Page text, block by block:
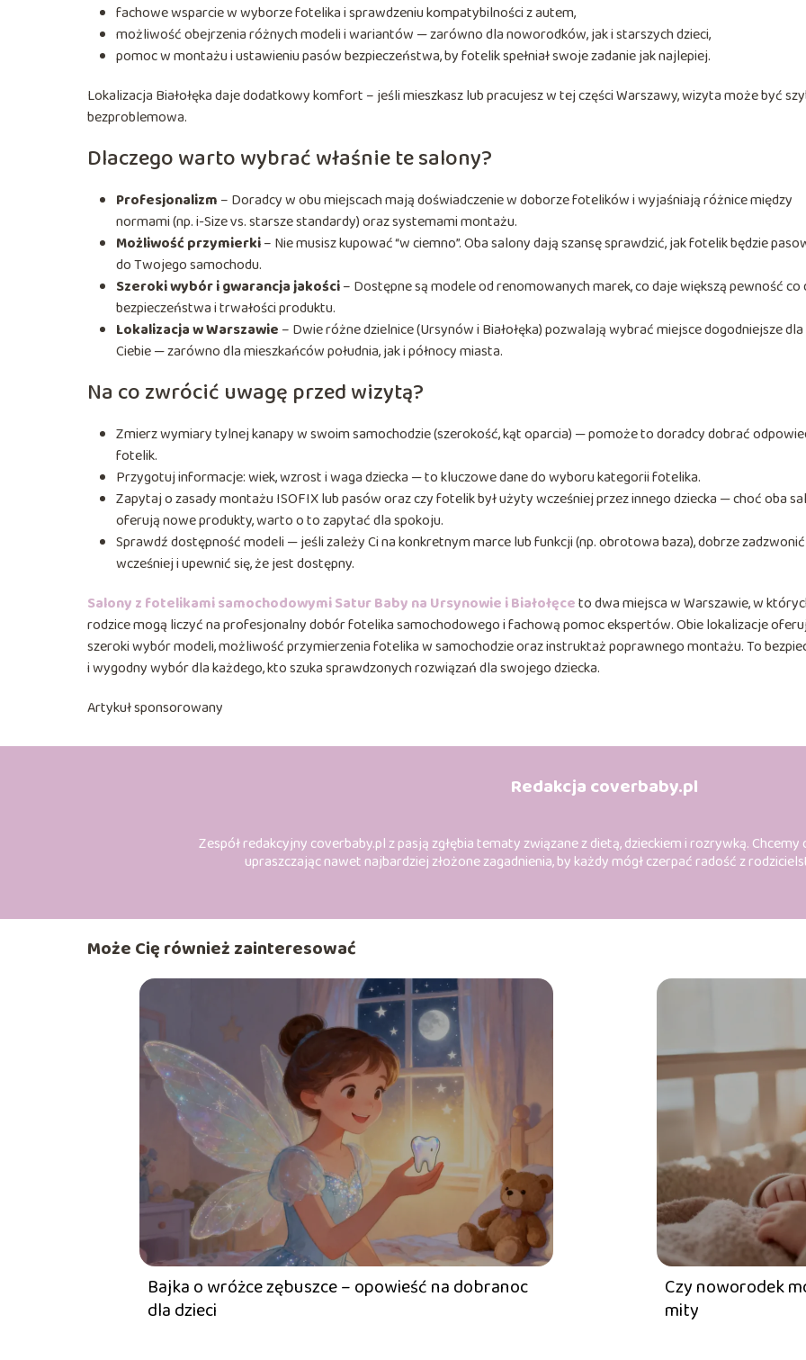
fachowe wsparcie w wyborze fotelika i sprawdzeniu kompatybilności z autem,
możliwość obejrzenia różnych modeli i wariantów — zarówno dla noworodków, jak i starszych dzieci,
pomoc w montażu i ustawieniu pasów bezpieczeństwa, by fotelik spełniał swoje zadanie jak najlepiej.
Lokalizacja Białołęka daje dodatkowy komfort – jeśli mieszkasz lub pracujesz w tej części Warszawy, wizyta może być
bezproblemowa.
Dlaczego warto wybrać właśnie te salony?
Profesjonalizm – Doradcy w obu miejscach mają doświadczenie w doborze fotelików i wyjaśniają różnice między
normami (np. i-Size vs. starsze standardy) oraz systemami montażu.
Możliwość przymierki– Nie musisz kupować “w ciemno”. Oba salony dają szansę sprawdzić, jak fotelik będzie
do Twojego samochodu.
Szeroki wybór i gwarancja jakości– Dostępne są modele od renomowanych marek, co daje większą pewność co
bezpieczeństwa i trwałości produktu.
Lokalizacja w Warszawie – Dwie różne dzielnice (Ursynów i Białołęka) pozwalają wybrać miejsce dogodniejsze dla
Ciebie — zarówno dla mieszkańców południa, jak i północy miasta.
Na co zwrócić uwagę przed wizytą?
Zmierz wymiary tylnej kanapy w swoim samochodzie (szerokość, kąt oparcia) — pomoże to doradcy dobrać
fotelik.
Przygotuj informacje: wiek, wzrost i waga dziecka — to kluczowe dane do wyboru kategorii fotelika.
Zapytaj o zasady montażu ISOFIX lub pasów oraz czy fotelik był użyty wcześniej przez innego dziecka — choć oba
oferują nowe produkty, warto o to zapytać dla spokoju.
Sprawdź dostępność modeli — jeśli zależy Ci na konkretnym marce lub funkcji (np. obrotowa baza), dobrze zadzwonić
wcześniej i upewnić się, że jest dostępny.
Salony z fotelikami samochodowymi Satur Baby na Ursynowie i Białołęceto dwa miejsca w Warszawie, w
rodzice mogą liczyć na profesjonalny dobór fotelika samochodowego i fachową pomoc ekspertów. Obie lokalizacje
szeroki wybór modeli, możliwość przymierzenia fotelika w samochodzie oraz instruktaż poprawnego montażu. To
i wygodny wybór dla każdego, kto szuka sprawdzonych rozwiązań dla swojego dziecka.
Artykuł sponsorowany
Redakcja coverbaby.pl
Zespół redakcyjny coverbaby.pl z pasją zgłębia tematy związane z dietą, dzieckiem i rozrywką.
upraszczając nawet najbardziej złożone zagadnienia, by każdy mógł czerpać radość z
Może Cię również zainteresować
Bajka o wróżce zębuszce – opowieść na dobranoc
dla dzieci
Czy noworodek
mity